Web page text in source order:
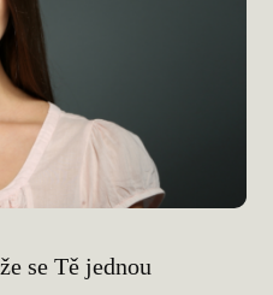
že se Tě jednou